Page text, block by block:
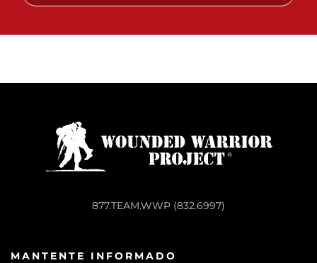
877.TEAM.WWP (832.6997)
MANTENTE INFORMADO